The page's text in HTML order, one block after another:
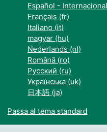
Español -
Français ‎(fr)‎
Italiano ‎(it)‎
magyar ‎(hu)‎
Nederlands ‎(nl)‎
Română ‎(ro)‎
Русский ‎(ru)‎
Українська ‎(uk)‎
日本語 ‎(ja)‎
Passa al tema standard